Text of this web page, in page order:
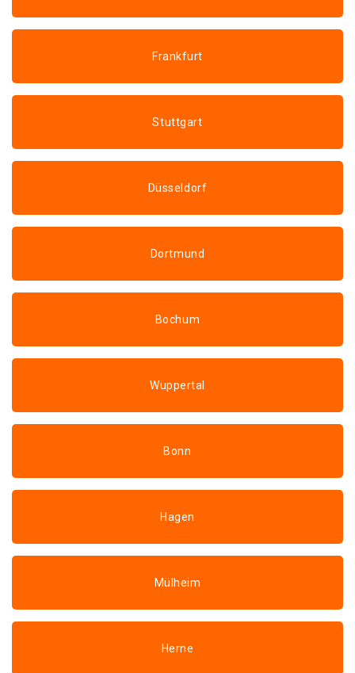
Frankfurt
Stuttgart
Düsseldorf
Dortmund
Bochum
Wuppertal
Bonn
Hagen
Mülheim
Herne